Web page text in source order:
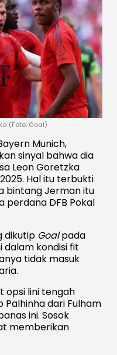
(Foto: Goal)
Munich,
sinyal bahwa dia
Leon Goretzka
Hal itu terbukti
bintang Jerman itu
perdana DFB Pokal
dikutip Goalpada
dalam kondisi fit
tidak masuk
opsi lini tengah
dari Fulham
ini. Sosok
memberikan